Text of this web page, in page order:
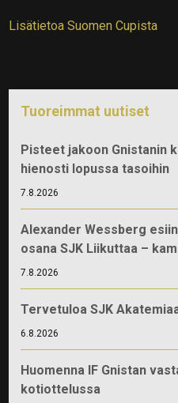
Lisätietoa Suomen Cupista
Tuoreimmat uutiset
Pisteet jakoon Gnistanin
hienosti lopussa tasoihin
7.8.2026
Alexander Wessberg
osana SJK Liikuttaa –
7.8.2026
Tervetuloa SJK
6.8.2026
Huomenna IF Gnistan
kotiottelussa